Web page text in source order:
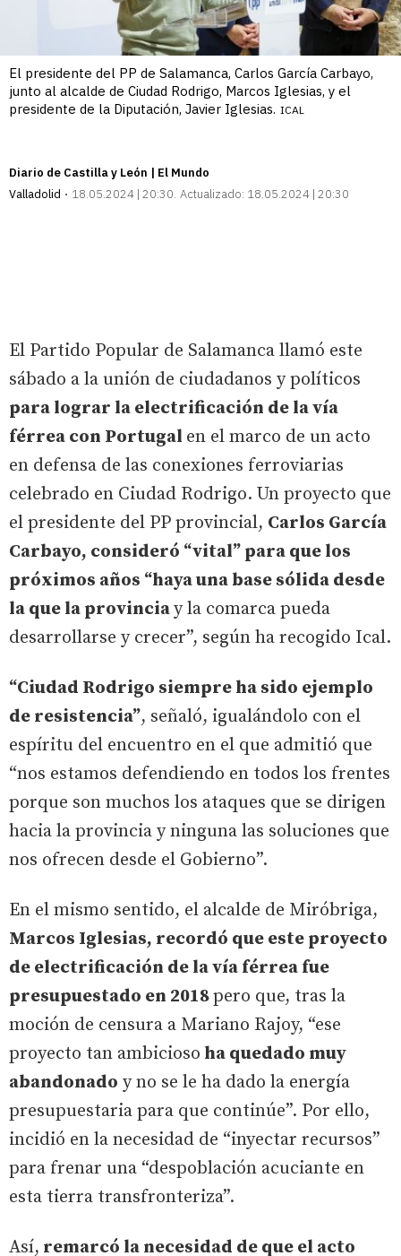
​El presidente del PP de Salamanca, Carlos García Carbayo,
junto al alcalde de Ciudad Rodrigo, Marcos Iglesias, y el
presidente de la Diputación, Javier Iglesias. ICAL
Diario de Castilla y León | El Mundo
Valladolid
18.05.2024 | 20:30 Actualizado: 18.05.2024 | 20:30
El Partido Popular de Salamanca llamó este
sábado a la unión de ciudadanos y políticos
para lograr la electrificación de la vía
férrea con Portugal en el marco de un acto
en defensa de las conexiones ferroviarias
celebrado en Ciudad Rodrigo. Un proyecto que
el presidente del PP provincial, Carlos García
Carbayo, consideró “vital” para que los
próximos años “haya una base sólida desde
la que la provinciay la comarca pueda
desarrollarse y crecer”, según ha recogido Ical.
“Ciudad Rodrigo siempre ha sido ejemplo
de resistencia”, señaló, igualándolo con el
espíritu del encuentro en el que admitió que
“nos estamos defendiendo en todos los frentes
porque son muchos los ataques que se dirigen
hacia la provincia y ninguna las soluciones que
nos ofrecen desde el Gobierno”.
En el mismo sentido, el alcalde de Miróbriga,
Marcos Iglesias, recordó que este proyecto
de electrificación de la vía férrea fue
presupuestado en 2018pero que, tras la
moción de censura a Mariano Rajoy, “ese
proyecto tan ambicioso ha quedado muy
abandonado y no se le ha dado la energía
presupuestaria para que continúe”. Por ello,
incidió en la necesidad de “inyectar recursos”
para frenar una “despoblación acuciante en
esta tierra transfronteriza”.
Así, remarcó la necesidad de que el acto